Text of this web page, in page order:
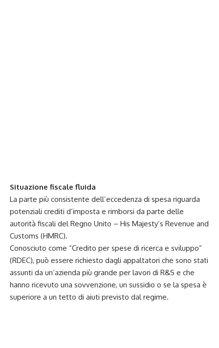
Situazione fiscale fluida
La parte più consistente dell’eccedenza di spesa riguarda
potenziali crediti d’imposta e rimborsi da parte delle
autorità fiscali del Regno Unito – His Majesty’s Revenue and
Customs (HMRC).
Conosciuto come “Credito per spese di ricerca e sviluppo”
(RDEC), può essere richiesto dagli appaltatori che sono stati
assunti da un’azienda più grande per lavori di R&S e che
hanno ricevuto una sovvenzione, un sussidio o se la spesa è
superiore a un tetto di aiuti previsto dal regime.